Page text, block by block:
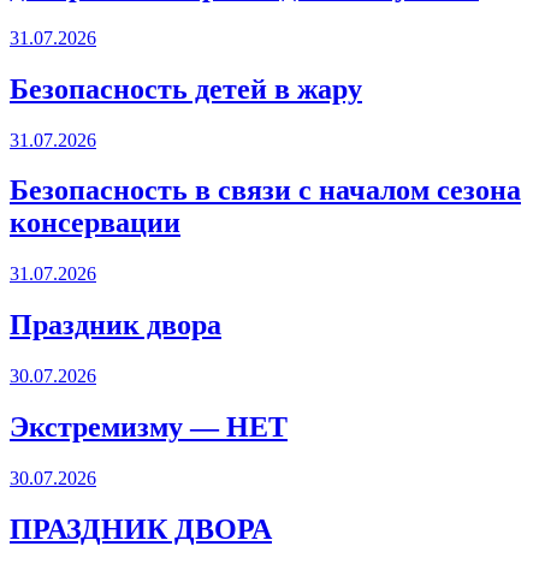
31.07.2026
Безопасность детей в жару
31.07.2026
Безопасность в связи с началом сезона
консервации
31.07.2026
Праздник двора
30.07.2026
Экстремизму — НЕТ
30.07.2026
ПРАЗДНИК ДВОРА️